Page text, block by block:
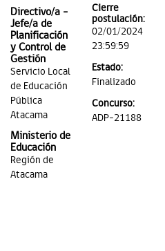
Directivo/a -
Jefe/a de
Planificación
y Control de
Gestión
Servicio Local
de Educación
Pública
Atacama
Ministerio de
Educación
Región de
Atacama
Cierre
postulación:
02/01/2024
23:59:59
Estado:
Finalizado
Concurso:
ADP-21188